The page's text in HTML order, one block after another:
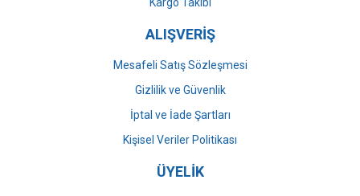
ALIŞVERİŞ
Mesafeli Satış Sözleşmesi
Gizlilik ve Güvenlik
İptal ve İade Şartları
Kişisel Veriler Politikası
ÜYELİK